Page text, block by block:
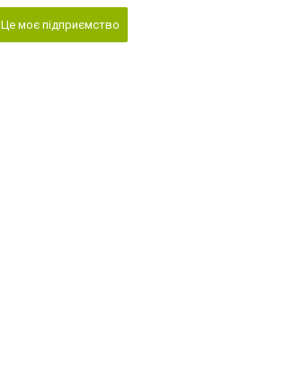
Це моє підприємство